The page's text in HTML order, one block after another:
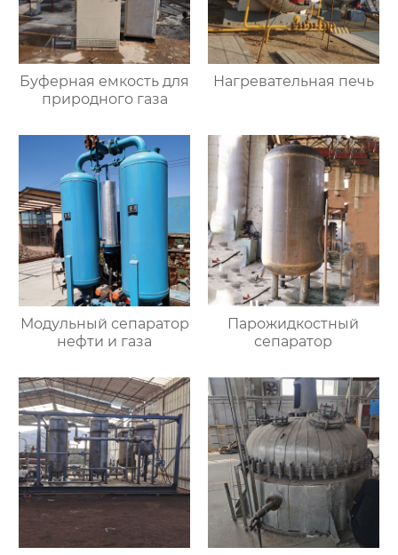
Буферная емкость для
природного газа
Нагревательная печь
Модульный сепаратор
нефти и газа
Парожидкостный
сепаратор